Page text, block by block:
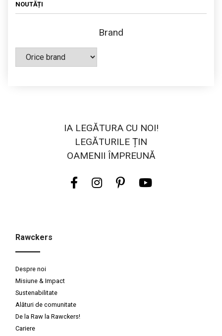
NOUTĂȚI
Brand
IA LEGĂTURA CU NOI!
LEGĂTURILE ȚIN
OAMENII ÎMPREUNĂ
Rawckers
Despre noi
Misiune & Impact
Sustenabilitate
Alături de comunitate
De la Raw la Rawckers!
Cariere